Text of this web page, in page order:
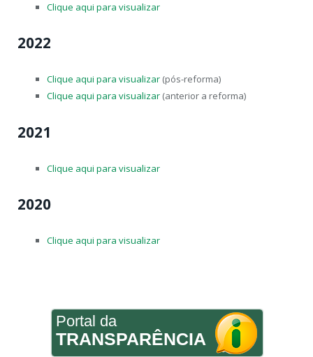
Clique aqui para visualizar
2022
Clique aqui para visualizar (pós-reforma)
Clique aqui para visualizar (anterior a reforma)
2021
Clique aqui para visualizar
2020
Clique aqui para visualizar
Portal da
TRANSPARÊNCIA